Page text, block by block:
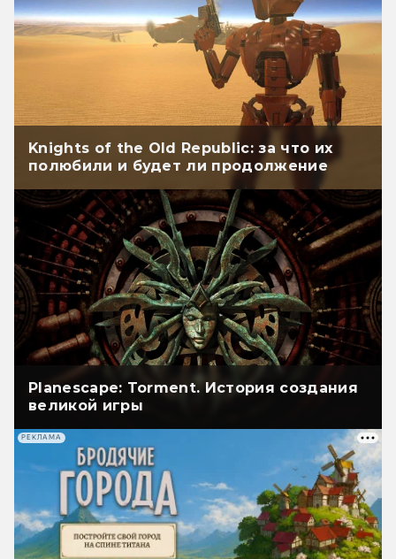
Knights of the Old Republic: за что их
полюбили и будет ли продолжение
Planescape: Torment. История создания
великой игры
РЕКЛАМА